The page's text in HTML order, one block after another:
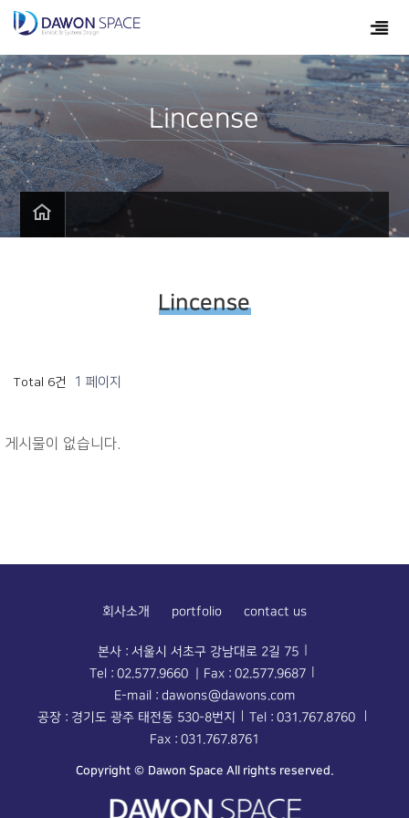
Lincense
Lincense
Total 6건 1 페이지
게시물이 없습니다.
회사소개 portfolio contact us
본사 : 서울시 서초구 강남대로 2길 75
Tel : 02.577.9660 | Fax : 02.577.9687
E-mail : dawons@dawons.com
공장 : 경기도 광주 태전동 530-8번지
Tel : 031.767.8760
Fax : 031.767.8761
Copyright © Dawon Space All rights reserved.